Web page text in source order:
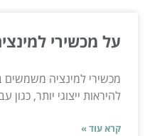
על מכשירי
מכשירי למינציה משמשים
להיראות ייצוגי יותר, כגון
קרא עוד »